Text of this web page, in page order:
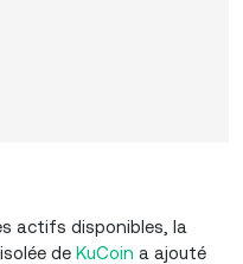
actifs disponibles, la
de KuCoin a ajouté